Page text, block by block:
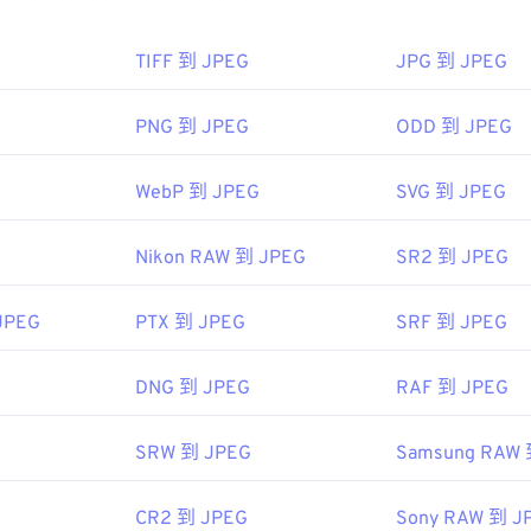
器程式和應用程式都能辨識並開啟 JPEG 檔案。只需雙擊
OS 應用程式（例如 Apple Preview）中自動開啟。
TIFF 到 JPEG JPG 到 JPEG
PNG 到 JPEG ODD 到 JPEG
WebP 到 JPEG SVG 到 JPEG
Nikon RAW 到 JPEG SR2 到 JPEG
PTX 到 JPEG SRF 到 JPEG
DNG 到 JPEG RAF 到 JPEG
SRW 到 JPEG Samsung RAW
CR2 到 JPEG Sony RAW 到